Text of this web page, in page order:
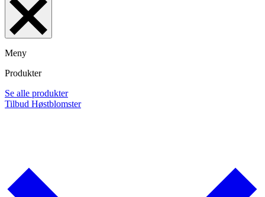
Meny
Produkter
Se alle produkter
Tilbud Høstblomster